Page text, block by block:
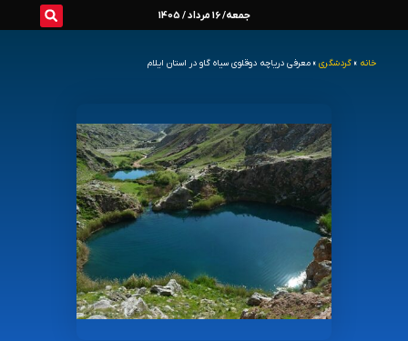
جمعه/ 16 مرداد / 1405
خانه » گردشگری » معرفی دریاچه دوقلوی سیاه گاو در استان ایلام